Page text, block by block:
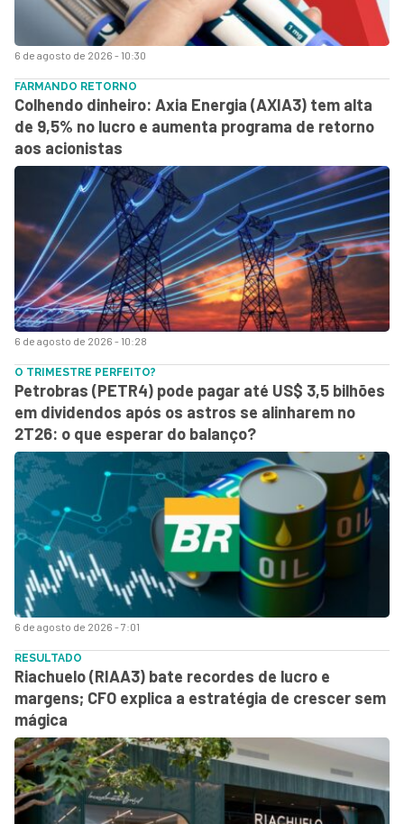
6 de agosto de 2026 - 10:30
6 de agosto de 2026 - 10:28
FARMANDO RETORNO
Colhendo dinheiro: Axia Energia (AXIA3) tem alta
de 9,5% no lucro e aumenta programa de retorno
aos acionistas
6 de agosto de 2026 - 7:01
O TRIMESTRE PERFEITO?
Petrobras (PETR4) pode pagar até US$ 3,5 bilhões
em dividendos após os astros se alinharem no
2T26: o que esperar do balanço?
RESULTADO
Riachuelo (RIAA3) bate recordes de lucro e
margens; CFO explica a estratégia de crescer sem
mágica